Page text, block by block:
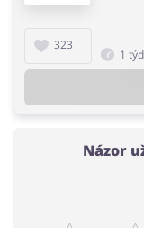
323
1
Názor